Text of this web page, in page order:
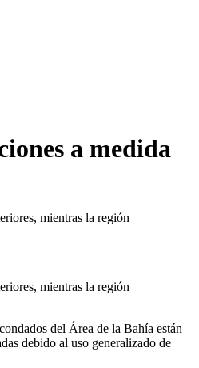
a medida
mientras la región
mientras la región
del Área de la Bahía están
debido al uso generalizado de